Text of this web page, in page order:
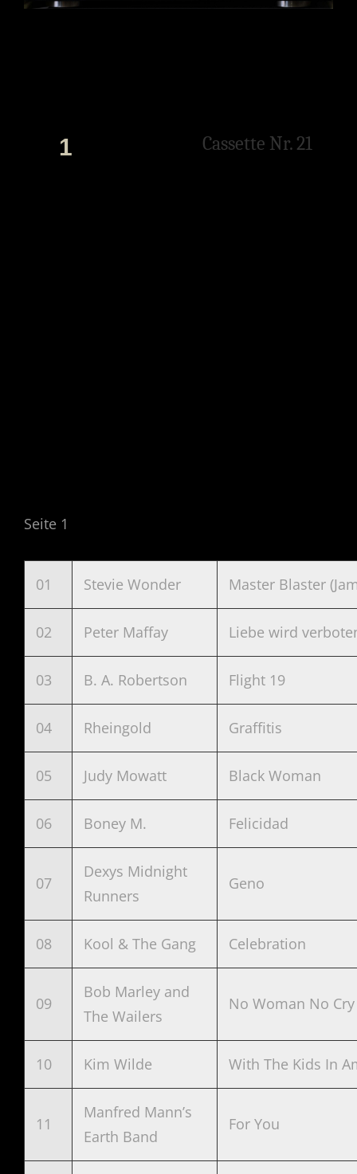
Seite 1
01 Stevie Wonder Master Blaster
02 Peter Maffay Liebe wird
03 B. A. Robertson Flight 19
04 Rheingold Graffitis
05 Judy Mowatt Black Woman
06 Boney M. Felicidad
07
Dexys Midnight
Runners
Geno
08 Kool & The Gang Celebration
09
Bob Marley and
The Wailers
No Woman No Cry
10 Kim Wilde With The Kids In
11
Manfred Mann’s
Earth Band
For You